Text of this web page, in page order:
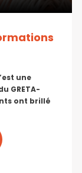
une
GRETA-
ont brillé